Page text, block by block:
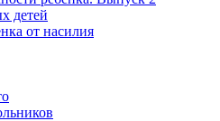
детей
от насилия